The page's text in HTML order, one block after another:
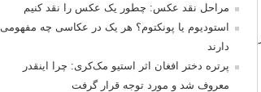
مراحل نقد عکس: چطور یک عکس را نقد کنیم
استودیوم یا پونکتوم؟ هر یک در عکاسی چه مفهومی
دارند
پرتره دختر افغان اثر استیو مک‌کری: چرا اینقدر
معروف شد و مورد توجه قرار گرفت